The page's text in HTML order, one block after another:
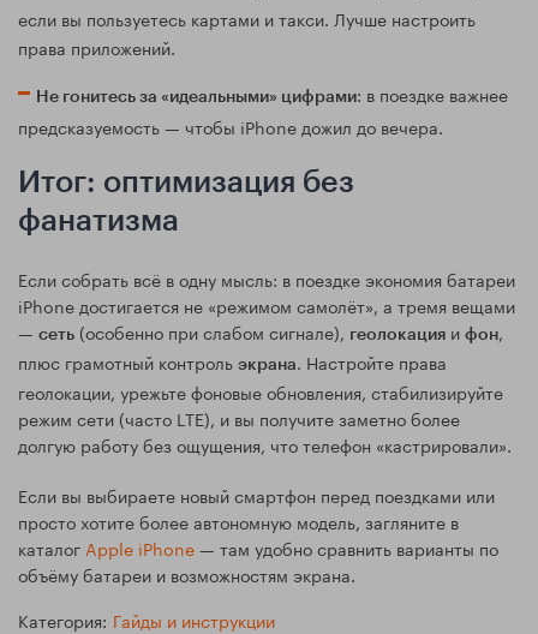
если вы пользуетесь картами и такси. Лучше настроить
права приложений.
Не гонитесь за «идеальными» цифрами: в поездке важнее
предсказуемость — чтобы iPhone дожил до вечера.
Итог: оптимизация без
фанатизма
Если собрать всё в одну мысль: в поездке экономия батареи
iPhone достигается не «режимом самолёт», а тремя вещами
— сеть (особенно при слабом сигнале), геолокация и фон,
плюс грамотный контроль экрана. Настройте права
геолокации, урежьте фоновые обновления, стабилизируйте
режим сети (часто LTE), и вы получите заметно более
долгую работу без ощущения, что телефон «кастрировали».
Если вы выбираете новый смартфон перед поездками или
просто хотите более автономную модель, загляните в
каталог Apple iPhone— там удобно сравнить варианты по
объёму батареи и возможностям экрана.
Категория: Гайды и инструкции